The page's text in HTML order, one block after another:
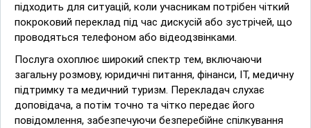
підходить для ситуацій, коли учасникам потрібен чіткий
покроковий переклад під час дискусій або зустрічей, що
проводяться телефоном або відеодзвінками.
Послуга охоплює широкий спектр тем, включаючи
загальну розмову, юридичні питання, фінанси, ІТ, медичну
підтримку та медичний туризм. Перекладач слухає
доповідача, а потім точно та чітко передає його
повідомлення, забезпечуючи безперебійне спілкування